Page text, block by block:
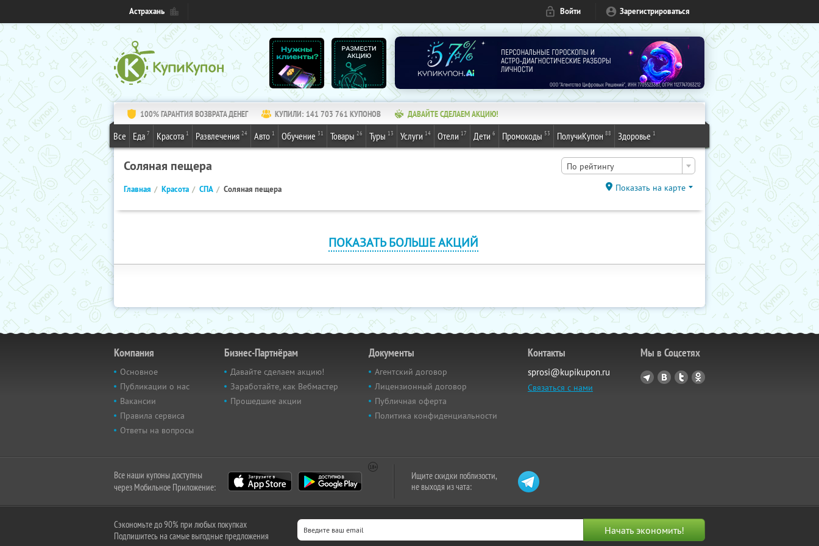
Астрахань Войти Зарегистрироваться
100% ГАРАНТИЯ ВОЗВРАТА ДЕНЕГ КУПИЛИ: 141 703 761 КУПОНОВ ДАВАЙТЕ СДЕЛАЕМ АКЦИЮ!
Все Еда 7 Красота 1 Развлечения 24 Авто 1 Обучение 31 Товары 26 Туры 13 Услуги 14 Отели 17 Дети 6 Промокоды 53 ПолучиКупон 88 Здоровье 1
Соляная пещера По рейтингу
Главная Красота СПА Соляная пещера Показать на карте
ПОКАЗАТЬ БОЛЬШЕ АКЦИЙ
Компания
Основное
Публикации о нас
Вакансии
Правила сервиса
Ответы на вопросы
Бизнес-Партнёрам
Давайте сделаем акцию!
Заработайте, как Вебмастер
Прошедшие акции
Документы
Агентский договор
Лицензионный договор
Публичная оферта
Политика конфиденциальности
Контакты
sprosi@kupikupon.ru
Связаться с нами
Мы в Соцсетях
Все наши купоны доступны
через Мобильное Приложение:
Ищите скидки поблизости,
не выходя из чата:
Сэкономьте до 90% при любых покупках
Подпишитесь на самые выгодные предложения